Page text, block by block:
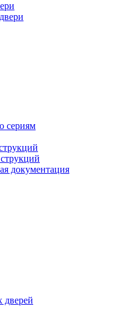
сериям
документация
дверей